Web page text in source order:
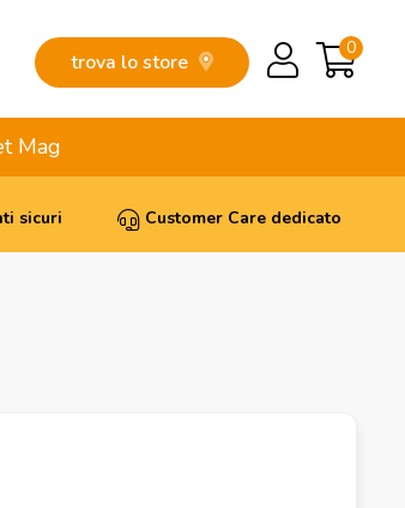
trova lo store
0
Mag
sicuri Customer Care dedicato